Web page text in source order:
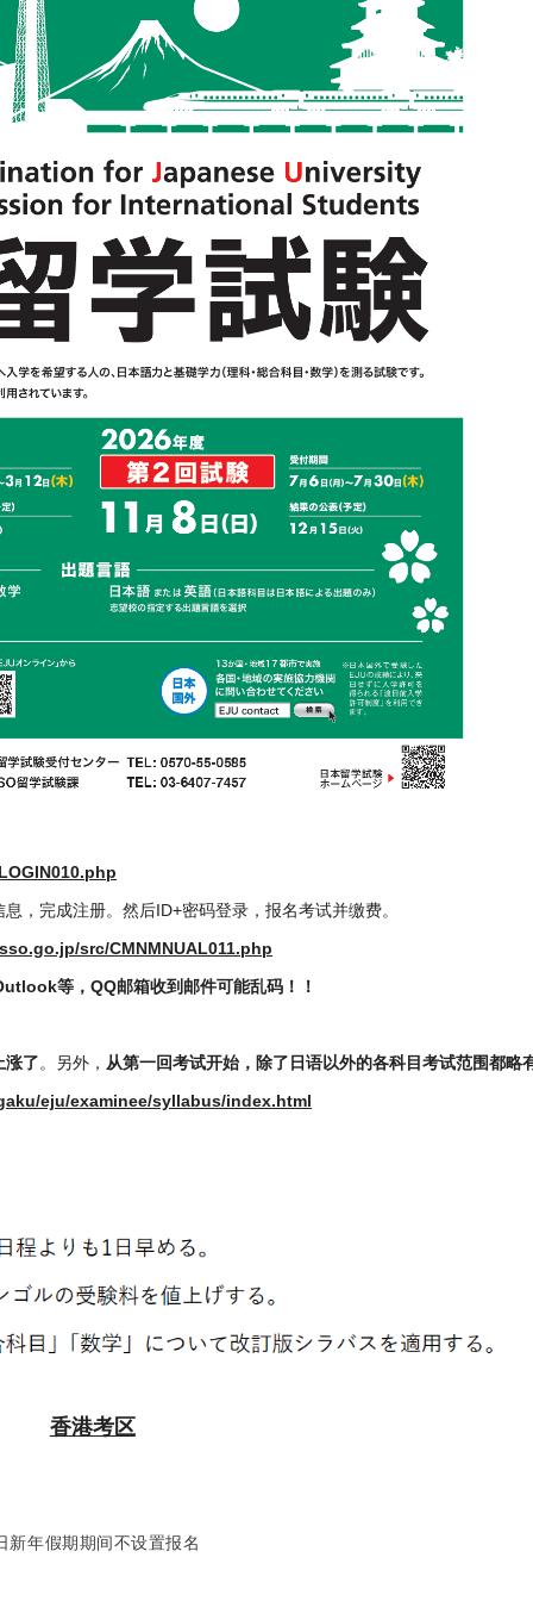
，完成注册。 然后ID+密码登录，报名考试并缴费。
src/CMNMNUAL011.php
等，QQ邮箱收到邮件可能乱码！！
涨了。另外， 从第一回考试开始，除了日语以外的各科目考试范围都略
eju/examinee/syllabus/index.html
香港考区
年假期期间不设置报名